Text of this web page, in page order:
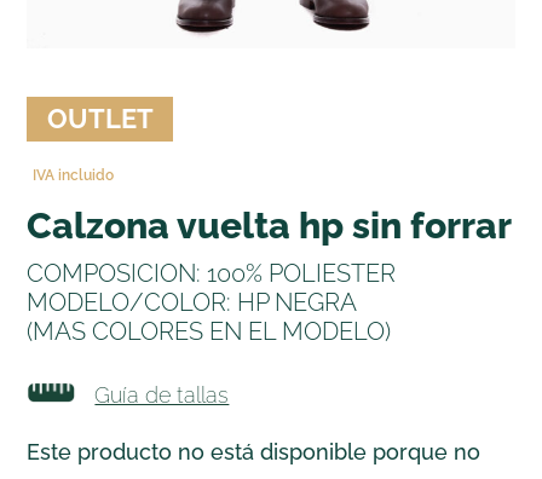
OUTLET
IVA incluido
calzona vuelta hp sin forrar
COMPOSICION: 100% POLIESTER
MODELO/COLOR: HP NEGRA
(MAS COLORES EN EL MODELO)
Guía de tallas
Este producto no está disponible porque no